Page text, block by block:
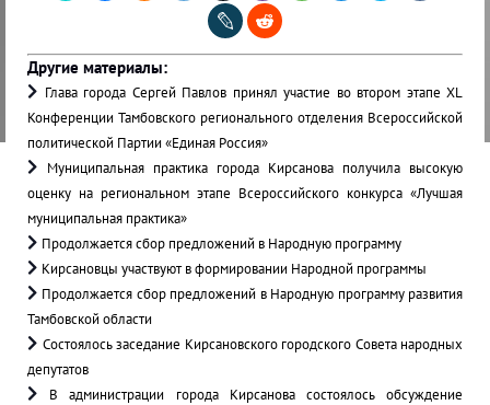
Другие материалы:
Глава города Сергей Павлов принял участие во втором этапе XL
Конференции Тамбовского регионального отделения Всероссийской
политической Партии «Единая Россия»
Муниципальная практика города Кирсанова получила высокую
оценку на региональном этапе Всероссийского конкурса «Лучшая
муниципальная практика»
Продолжается сбор предложений в Народную программу
Кирсановцы участвуют в формировании Народной программы
Продолжается сбор предложений в Народную программу развития
Тамбовской области
Состоялось заседание Кирсановского городского Совета народных
депутатов
В администрации города Кирсанова состоялось обсуждение